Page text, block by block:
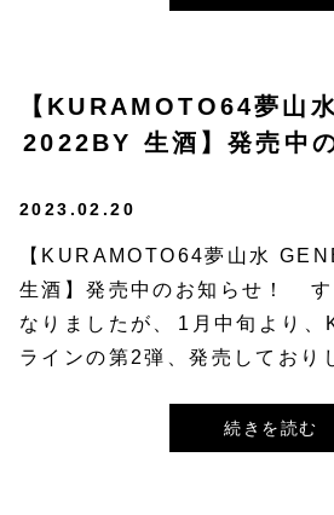
【KURAMOTO64夢山
⁡2022BY 生酒】発売中
2023.02.20
【KURAMOTO64夢山水
生酒】発売中のお知らせ！⁡ ⁡⁡ す
なりましたが、⁡1月中旬より
ラインの第2弾、発売しており
続きを読む